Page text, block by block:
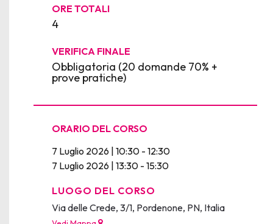
ORE TOTALI
4
VERIFICA FINALE
Obbligatoria (20 domande 70% +
prove pratiche)
ORARIO DEL CORSO
7 Luglio 2026 | 10:30 - 12:30
7 Luglio 2026 | 13:30 - 15:30
LUOGO DEL CORSO
Via delle Crede, 3/1, Pordenone, PN, Italia